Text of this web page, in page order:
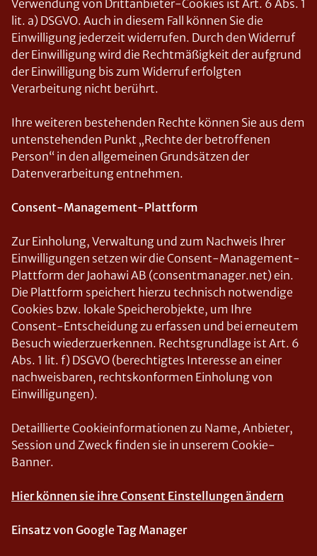
Verwendung von Drittanbieter-Cookies ist Art. 6 Abs. 1
lit. a) DSGVO. Auch in diesem Fall können Sie die
Einwilligung jederzeit widerrufen. Durch den Widerruf
der Einwilligung wird die Rechtmäßigkeit der aufgrund
der Einwilligung bis zum Widerruf erfolgten
Verarbeitung nicht berührt.
Ihre weiteren bestehenden Rechte können Sie aus dem
untenstehenden Punkt „Rechte der betroffenen
Person“ in den allgemeinen Grundsätzen der
Datenverarbeitung entnehmen.
Consent-Management-Plattform
Zur Einholung, Verwaltung und zum Nachweis Ihrer
Einwilligungen setzen wir die Consent-Management-
Plattform der Jaohawi AB (consentmanager.net) ein.
Die Plattform speichert hierzu technisch notwendige
Cookies bzw. lokale Speicherobjekte, um Ihre
Consent-Entscheidung zu erfassen und bei erneutem
Besuch wiederzuerkennen. Rechtsgrundlage ist Art. 6
Abs. 1 lit. f) DSGVO (berechtigtes Interesse an einer
nachweisbaren, rechtskonformen Einholung von
Einwilligungen).
Detaillierte Cookieinformationen zu Name, Anbieter,
Session und Zweck finden sie in unserem Cookie-
Banner.
Hier können sie ihre Consent Einstellungen ändern
Einsatz von Google Tag Manager